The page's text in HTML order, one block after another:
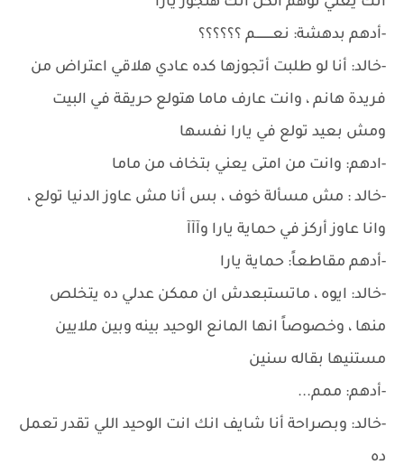
-أدهم بدهشة: نعـــــــــم ؟؟؟؟؟؟
-خالد: أنا لو طلبت أتجوزها كده عادي هلاقي اعتراض من
فريدة هانم ، وانت عارف ماما هتولع حريقة في البيت
ومش بعيد تولع في يارا نفسها
-ادهم: وانت من امتى يعني بتخاف من ماما
-خالد : مش مسألة خوف ، بس أنا مش عاوز الدنيا تولع ،
وانا عاوز أركز في حماية يارا وآآآ
-أدهم مقاطعاً: حماية يارا
-خالد: ايوه ، ماتستبعدش ان ممكن عدلي ده يتخلص
منها ، وخصوصاً انها المانع الوحيد بينه وبين ملايين
مستنيها بقاله سنين
-أدهم: ممم...
-خالد: وبصراحة أنا شايف انك انت الوحيد اللي تقدر تعمل
ده